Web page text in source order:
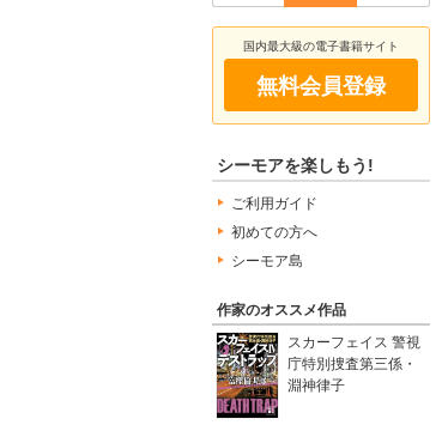
国内最大級の電子書籍サイト
無料会員登録
シーモアを楽しもう!
ご利用ガイド
初めての方へ
シーモア島
作家のオススメ作品
スカーフェイス 警視
庁特別捜査第三係・
淵神律子